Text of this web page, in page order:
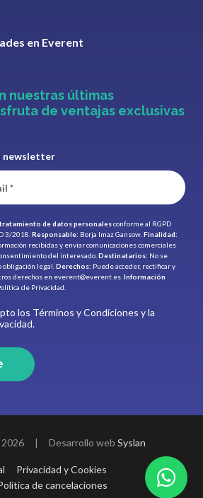
en Everent
nuestras últimas
de ventajas exclusivas
newsletter
de datos personalesconforme al RGPD
3/2018. Responsable: Borja Imaz Gansow. Finalidad:
recibidas y enviar comunicaciones comerciales
del interesado. Destinatarios: No se
obligación legal. Derechos: Puede acceder, rectificar y
derechos en everent@everent.es Información
de Privacidad.
los Términos y Condiciones y la
| Desarrollo web Syslan
Privacidad y Cookies
de cancelaciones